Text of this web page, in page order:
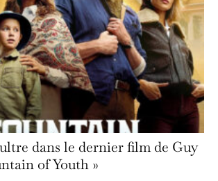
dans le dernier film de Guy
of Youth »